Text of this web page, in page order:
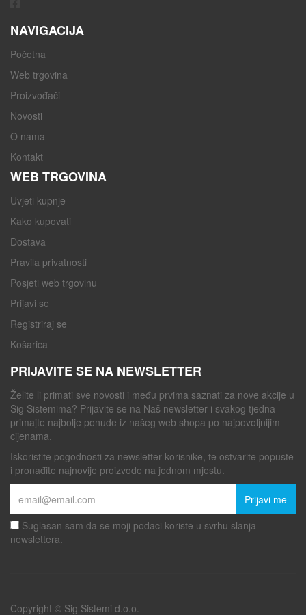
NAVIGACIJA
Početna
Web trgovina
Proizvođači
Novosti
O nama
Kontakt
WEB TRGOVINA
Uvjeti kupnje
Kako kupovati
Dostava
Pravila privatnosti
Posjeti web trgovinu
Prijavi se
Registriraj se
Košarica
PRIJAVITE SE NA NEWSLETTER
Želite li primati sve novosti i među prvima saznati za nove akcije u
Sig Sistemima? Prijavite se na Naš newsletter i svakog tjedna
primajte najbolje ponude iz našeg web shopa po najpovoljnijim
cijenama.
Iskoristite pogodnosti za newsletter korisnike, te ostvarite popuste
i pronađite najnovije proizvode na jednom mjestu.
Prijavi me
Suglasan sam da se moji podaci koriste u svrhu slanja
newslettera.
Copyright © Sig Sistemi d.o.o.